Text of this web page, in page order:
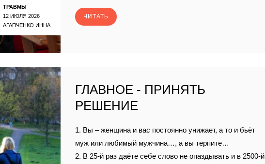
ТРАВМЫ
12 ИЮЛЯ 2026
АГАПЧЕНКО ИННА
ЧИТАТЬ
ГЛАВНОЕ - ПРИНЯТЬ
РЕШЕНИЕ
1. Вы – женщина и вас постоянно унижает, а то и бьёт
муж или любимый мужчина…, а вы терпите…
2. В 25-й раз даёте себе слово не опаздывать и в 2500-й